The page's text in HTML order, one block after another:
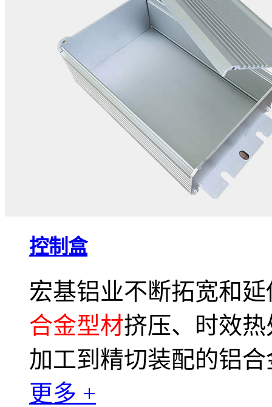
控制盒
宏基铝业不断拓宽和
合金型材挤压、时效
加工到精切装配的铝
更多 +